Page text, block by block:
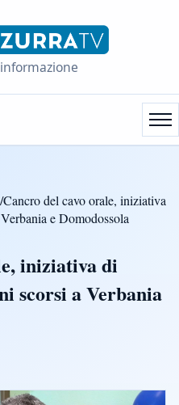
/Cancro del cavo orale, iniziativa
e Domodossola
iniziativa di
scorsi a Verbania